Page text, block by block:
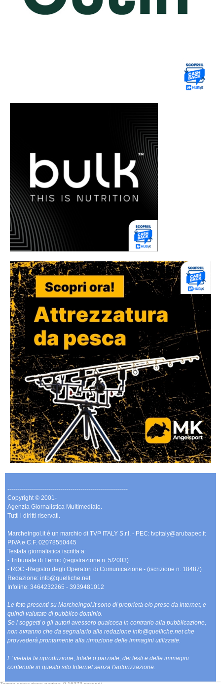
-------------------------------------------------------------
Copyright © 2001-
Agenzia Giornalistica Multimediale.
Tutti i diritti riservati.
Marcheingol.it è un marchio di TVP ITALY S.r.l. - PEC: tvpitaly@arubapec.it
P.IVA e C.F. 02078550445
Testata giornalistica iscritta a:
- Tribunale di Fermo (registrazione n. 5/2003)
- ROC -Registro degli Operatori di Comunicazione - (iscrizione n. 18487)
Redazione: info@quelliche.net
Infoline: 3464232265 - 3939481012
Le foto presenti su Marcheingol.it sono di proprietà e/o prese da Internet, e
quindi valutate di pubblico dominio.
Se i soggetti o gli autori avessero qualcosa in contrario alla pubblicazione,
non avranno che da segnalarlo alla redazione info@quelliche.net che
provvederà prontamente alla rimozione delle immagini utilizzate.
E' vietata la riproduzione, totale o parziale, dei testi e delle immagini
contenute in questo sito Internet senza l'autorizzazione.